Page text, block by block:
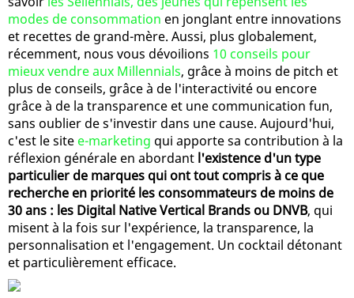
modes de consommation en jonglant entre innovations
et recettes de grand-mère. Aussi, plus globalement,
récemment, nous vous dévoilions 10 conseils pour
mieux vendre aux Millennials, grâce à moins de pitch et
plus de conseils, grâce à de l'interactivité ou encore
grâce à de la transparence et une communication fun,
sans oublier de s'investir dans une cause. Aujourd'hui,
c'est le site e-marketing qui apporte sa contribution à la
réflexion générale en abordant l'existence d'un type
particulier de marques qui ont tout compris à ce que
recherche en priorité les consommateurs de moins de
30 ans : les Digital Native Vertical Brands ou DNVB, qui
misent à la fois sur l'expérience, la transparence, la
personnalisation et l'engagement. Un cocktail détonant
et particulièrement efficace.